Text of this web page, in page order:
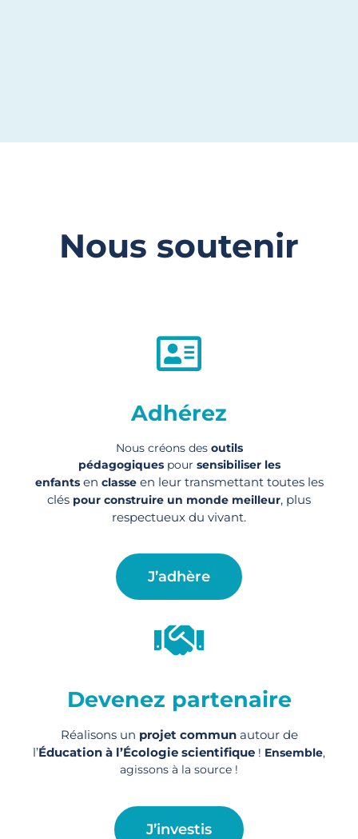
Nous soutenir
Adhérez
Nous créons des outils
pédagogiquespour sensibiliser les
enfantsen classeen leur transmettant toutes les
clés pour construire un monde meilleur, plus
respectueux du vivant.
J’adhère
Devenez partenaire
Réalisons un projet communautour de
l’Éducation à l’Écologie scientifique ! Ensemble,
agissons à la source !
J’investis